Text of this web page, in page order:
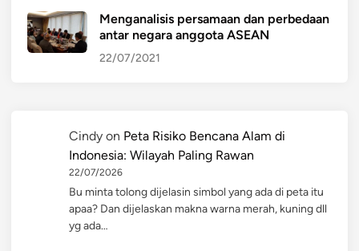
Menganalisis persamaan dan perbedaan
antar negara anggota ASEAN
22/07/2021
Cindy on Peta Risiko Bencana Alam di
Indonesia: Wilayah Paling Rawan
22/07/2026
Bu minta tolong dijelasin simbol yang ada di peta itu
apaa? Dan dijelaskan makna warna merah, kuning dll
yg ada…